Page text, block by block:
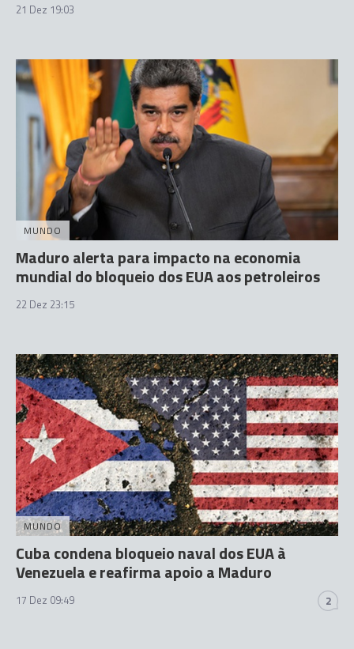
21 Dez 19:03
MUNDO
Maduro alerta para impacto na economia
mundial do bloqueio dos EUA aos petroleiros
22 Dez 23:15
MUNDO
Cuba condena bloqueio naval dos EUA à
Venezuela e reafirma apoio a Maduro
17 Dez 09:49 2